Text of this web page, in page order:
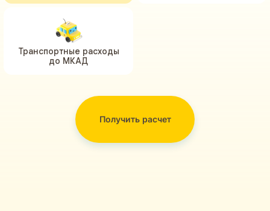
Транспортные расходы
до МКАД
Получить расчет